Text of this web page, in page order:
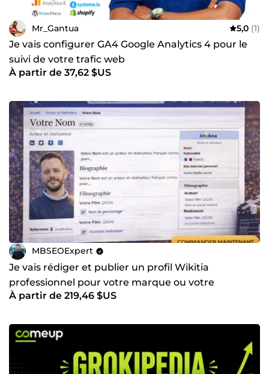
Mr_Gantua 5,0 (1)
Je vais configurer GA4 Google Analytics 4 pour le
suivi de votre trafic web
À partir de 37,62 $US
MBSEOExpert
Je vais rédiger et publier un profil Wikitia
professionnel pour votre marque ou votre
personne
À partir de 219,46 $US